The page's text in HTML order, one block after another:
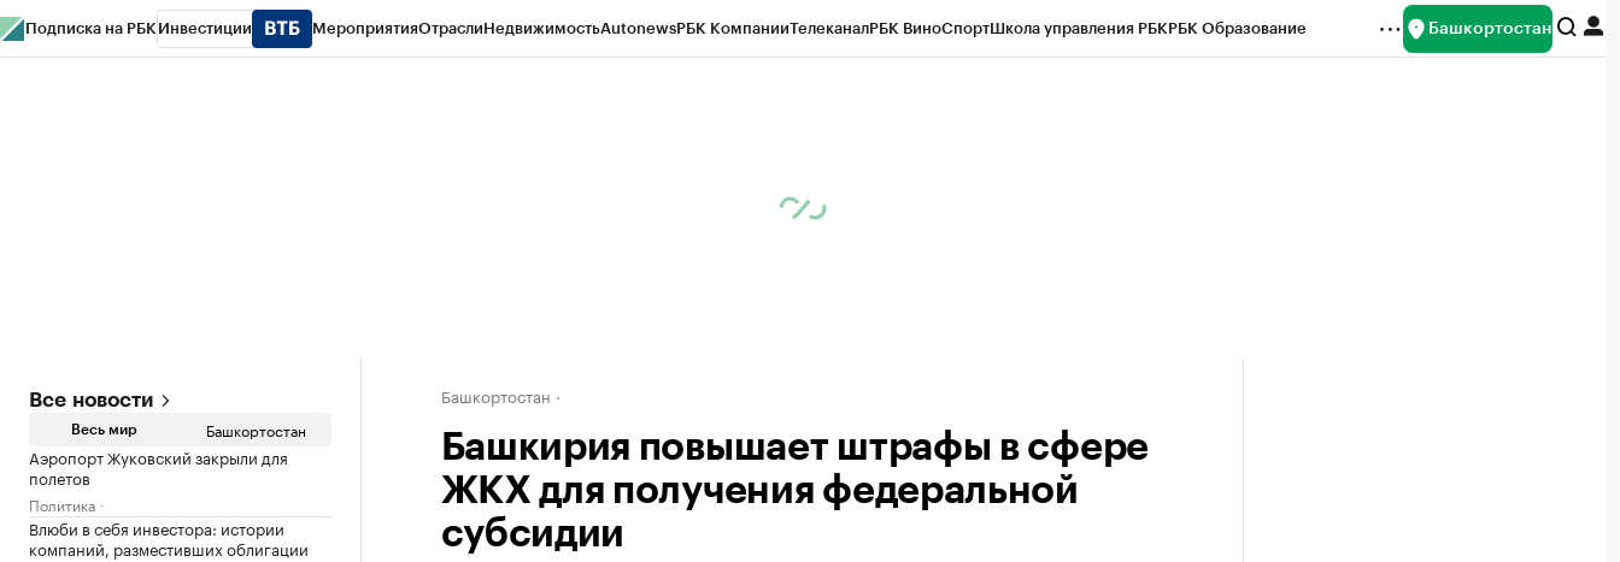
Подписка на РБК Инвестиции МероприятияОтраслиНедвижимостьAutonewsРБК КомпанииТелеканалРБК ВиноСпортШкола управления РБКРБК Образование Башкортостан
Все новости
Весь мир Башкортостан
Аэропорт Жуковский закрыли для
полетов
Политика
Влюби в себя инвестора: истории
компаний, разместивших облигации
Башкортостан
Башкирия повышает штрафы в сфере
ЖКХ для получения федеральной
субсидии